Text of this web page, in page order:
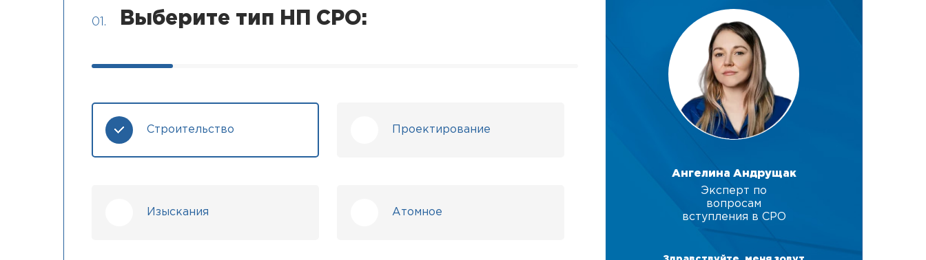
01. Выберите тип НП СРО:
Строительство Проектирование
Изыскания Атомное
Ангелина Андрущак
Эксперт по
вопросам
вступления в СРО